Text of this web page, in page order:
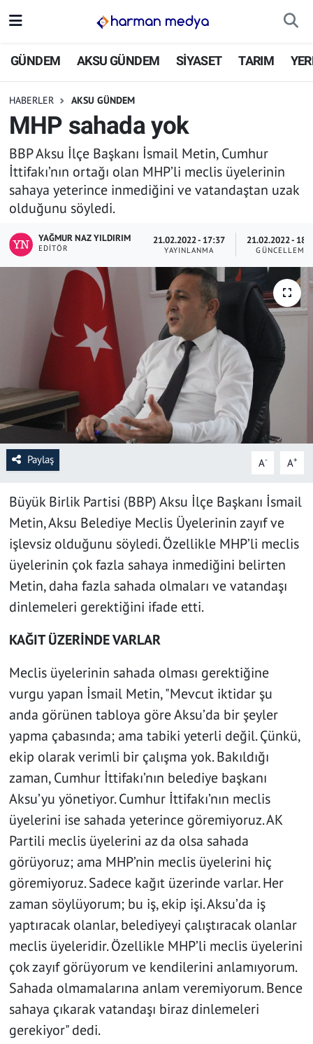
GÜNDEM AKSU GÜNDEM SİYASET TARIM
HABERLER AKSU GÜNDEM
MHP sahada yok
BBP Aksu İlçe Başkanı İsmail Metin, Cumhur
İttifakı’nın ortağı olan MHP’li meclis üyelerinin
sahaya yeterince inmediğini ve vatandaştan uzak
olduğunu söyledi.
YAĞMUR NAZ YILDIRIM
EDITÖR
21.02.2022 - 17:37
YAYINLANMA
21.02.2022 -
GÜNCELLEME
Paylaş A- A+
Büyük Birlik Partisi (BBP) Aksu İlçe Başkanı İsmail
Metin, Aksu Belediye Meclis Üyelerinin zayıf ve
işlevsiz olduğunu söyledi. Özellikle MHP’li meclis
üyelerinin çok fazla sahaya inmediğini belirten
Metin, daha fazla sahada olmaları ve vatandaşı
dinlemeleri gerektiğini ifade etti.
KAĞIT ÜZERİNDE VARLAR
Meclis üyelerinin sahada olması gerektiğine
vurgu yapan İsmail Metin, "Mevcut iktidar şu
anda görünen tabloya göre Aksu’da bir şeyler
yapma çabasında; ama tabiki yeterli değil. Çünkü,
ekip olarak verimli bir çalışma yok. Bakıldığı
zaman, Cumhur İttifakı’nın belediye başkanı
Aksu’yu yönetiyor. Cumhur İttifakı’nın meclis
üyelerini ise sahada yeterince göremiyoruz. AK
Partili meclis üyelerini az da olsa sahada
görüyoruz; ama MHP’nin meclis üyelerini hiç
göremiyoruz. Sadece kağıt üzerinde varlar. Her
zaman söylüyorum; bu iş, ekip işi. Aksu’da iş
yaptıracak olanlar, belediyeyi çalıştıracak olanlar
meclis üyeleridir. Özellikle MHP’li meclis üyelerini
çok zayıf görüyorum ve kendilerini anlamıyorum.
Sahada olmamalarına anlam veremiyorum. Bence
sahaya çıkarak vatandaşı biraz dinlemeleri
gerekiyor" dedi.
GÜNDEM
SİYASET
TARIM
YEREL YÖNETİMLER
EKONOMİ
ASAYİŞ
SPOR
SAĞLIK
YAŞAM
KÜLTÜR SANAT
EĞİTİM
İstanbul Nöbetçi Eczaneler
İstanbul Trafik Yoğunluk Haritası
Süper Lig Puan Durumu ve Fikstür
Tüm Manşetler
Son Dakika Haberleri
Haber Arşivi